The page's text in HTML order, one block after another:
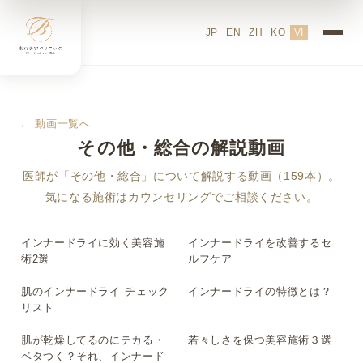
JP EN ZH KO VI
← 動画一覧へ
その他・総合の解説動画
医師が「その他・総合」について解説する動画（159本）。
気になる施術はカウンセリングでご相談ください。
▶
インナードライに効く美容施
術2選
▶
インナードライを改善するセ
ルフケア
▶
肌のインナードライ チェック
リスト
▶
インナードライの特徴とは？
▶
肌が乾燥してるのにテカる・
ベタつく？それ、インナード
▶
若々しさを保つ美容施術３選